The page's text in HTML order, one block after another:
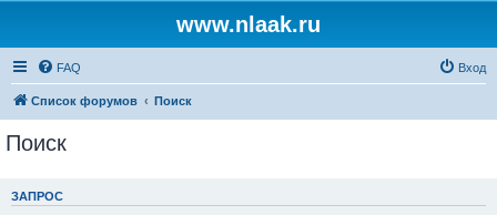
www.nlaak.ru
FAQ Вход
Список форумов Поиск
Поиск
ЗАПРОС